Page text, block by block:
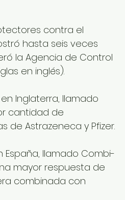
contra el
hasta seis veces
la Agencia de Control
en inglés).
Inglaterra, llamado
cantidad de
de Astrazeneca y Pfizer.
llamado Combi-
mayor respuesta de
combinada con